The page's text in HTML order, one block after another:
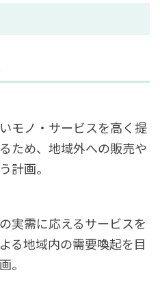
モノ・サービスを高く提
ため、地域外への販売や
計画。
実需に応えるサービスを
る地域内の需要喚起を目
。